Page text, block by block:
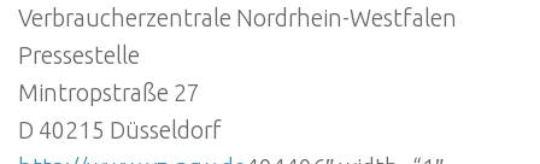
Verbraucherzentrale Nordrhein-Westfalen
Pressestelle
Mintropstraße 27
D 40215 Düsseldorf